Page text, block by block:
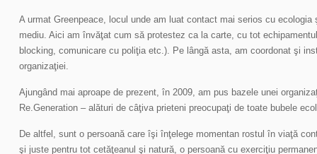
A urmat Greenpeace, locul unde am luat contact mai serios cu
mediu. Aici am învăţat cum să protestez ca la carte, cu tot
blocking, comunicare cu poliţia etc.). Pe lângă asta, am coordonat şi
organizaţiei.
Ajungând mai aproape de prezent, în 2009, am pus bazele unei
Re.Generation – alături de câţiva prieteni preocupaţi de toate bubele
De altfel, sunt o persoană care îşi înţelege momentan rostul în viaţă
şi juste pentru tot cetăţeanul şi natură, o persoană cu exerciţiu